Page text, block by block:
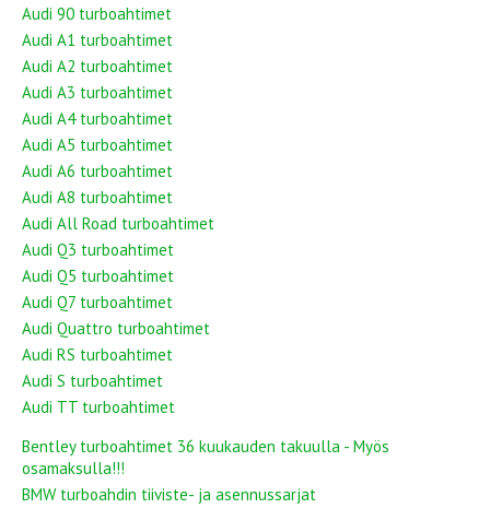
Audi 90 turboahtimet
Audi A1 turboahtimet
Audi A2 turboahtimet
Audi A3 turboahtimet
Audi A4 turboahtimet
Audi A5 turboahtimet
Audi A6 turboahtimet
Audi A8 turboahtimet
Audi All Road turboahtimet
Audi Q3 turboahtimet
Audi Q5 turboahtimet
Audi Q7 turboahtimet
Audi Quattro turboahtimet
Audi RS turboahtimet
Audi S turboahtimet
Audi TT turboahtimet
Bentley turboahtimet 36 kuukauden takuulla - Myös
osamaksulla!!!
BMW turboahdin tiiviste- ja asennussarjat